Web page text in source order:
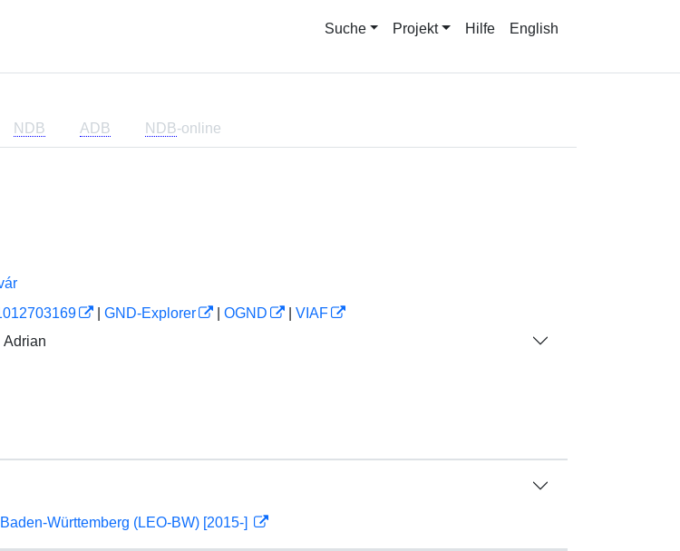
Suche Projekt Hilfe English
NDB ADB NDB-online
GND-Explorer OGND
VIAF
Adrian
Württemberg (LEO-BW) [2015-]